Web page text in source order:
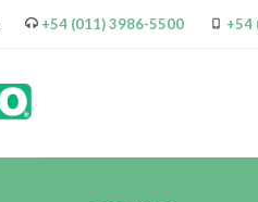
+54 (011) 3986-5500 +54